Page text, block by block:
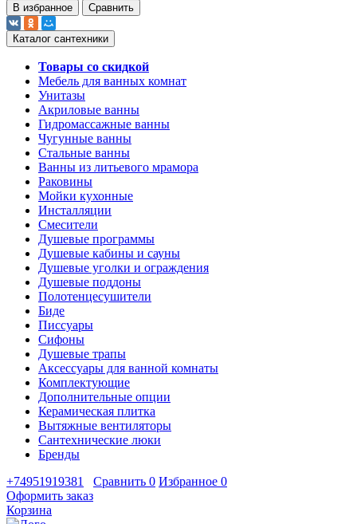
В избранное Сравнить
Каталог сантехники
Товары со скидкой
Мебель для ванных комнат
Унитазы
Акриловые ванны
Гидромассажные ванны
Чугунные ванны
Стальные ванны
Ванны из литьевого мрамора
Раковины
Мойки кухонные
Инсталляции
Смесители
Душевые программы
Душевые кабины и сауны
Душевые уголки и ограждения
Душевые поддоны
Полотенцесушители
Биде
Писсуары
Сифоны
Душевые трапы
Аксессуары для ванной комнаты
Комплектующие
Дополнительные опции
Керамическая плитка
Вытяжные вентиляторы
Сантехнические люки
Бренды
+74951919381
Сравнить 0 Избранное 0
Оформить заказ
Корзина